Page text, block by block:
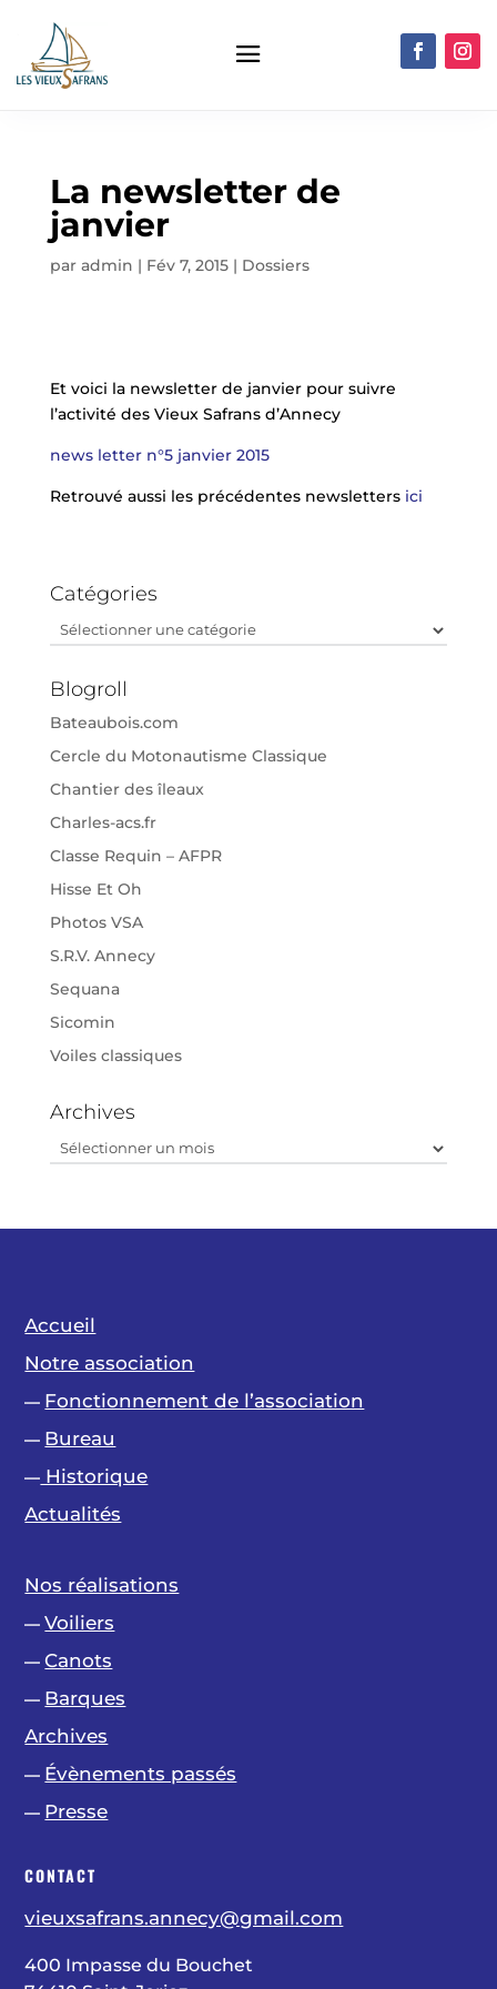
La newsletter de
janvier
par admin | Fév 7, 2015| Dossiers
Et voici la newsletter de janvier pour suivre
l’activité des Vieux Safrans d’Annecy
news letter n°5 janvier 2015
Retrouvé aussi les précédentes newsletters ici
Catégories
Catégories
Blogroll
Bateaubois.com
Cercle du Motonautisme Classique
Chantier des îleaux
Charles-acs.fr
Classe Requin – AFPR
Hisse Et Oh
Photos VSA
S.R.V. Annecy
Sequana
Sicomin
Voiles classiques
Archives
Archives
Accueil
Notre association
— Fonctionnement de l’association
— Bureau
— Historique
Actualités
Nos réalisations
— Voiliers
— Canots
— Barques
Archives
— Évènements passés
— Presse
CONTACT
vieuxsafrans.annecy@gmail.com
400 Impasse du Bouchet